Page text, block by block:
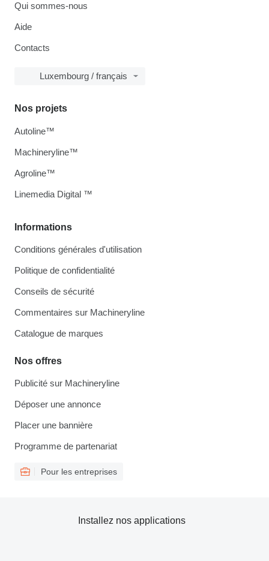
Qui sommes-nous
Aide
Contacts
Luxembourg / français
Informations
Conditions générales d'utilisation
Politique de confidentialité
Conseils de sécurité
Commentaires sur Machineryline
Catalogue de marques
Nos offres
Publicité sur Machineryline
Déposer une annonce
Placer une bannière
Programme de partenariat
Pour les entreprises
Nos projets
Autoline™
Machineryline™
Agroline™
Linemedia Digital ™
Installez nos applications